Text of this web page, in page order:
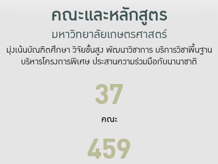
คณะและหลักสูตร
มหาวิทยาลัยเกษตรศาสตร์
มุ่งเน้นบัณฑิตศึกษา วิจัยขั้นสูง พัฒนาวิชาการ บริการวิชาพื้นฐาน
บริหารโครงการพิเศษ ประสานความร่วมมือกับนานาชาติ
37
คณะ
459